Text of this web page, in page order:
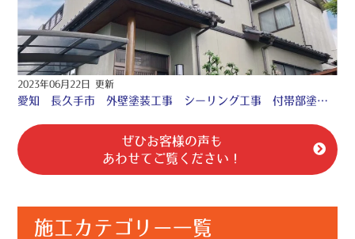
2023年06月22日 更新
愛知 長久手市 外壁塗装工事 シーリング工事 付帯部塗装工事 防水工事 ♧
ぜひお客様の声も
あわせてご覧ください！
施工カテゴリー一覧